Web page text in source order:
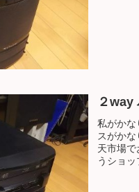
２way
私がかな
スがか
天市場
うショ